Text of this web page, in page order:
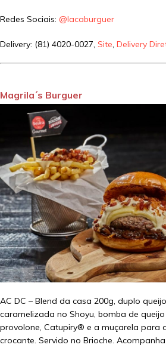
Redes Sociais: @lacaburguer
Delivery: (81) 4020-0027, Site Delivery
Magrila´s Burguer
AC DC – Blend da casa 200g, duplo
caramelizada no Shoyu, bomba de
provolone, Catupiry® e a muçarela para
crocante. Servido no Brioche.